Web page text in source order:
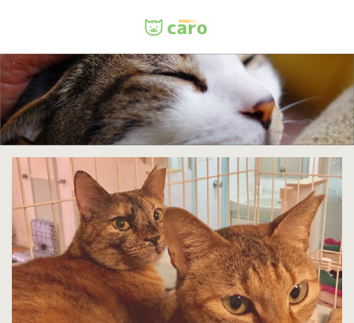
Menu
ホーム
料金
里親について
店舗情報
お問い合わせ